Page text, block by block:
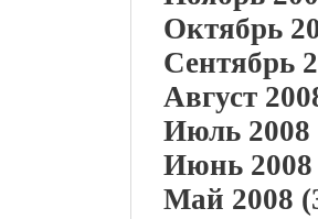
Октябрь
Сентябрь
Август
Июль 2008
Июнь 2008
Май 2008